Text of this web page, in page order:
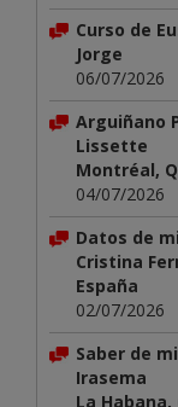
Curso de
Jorge
06/07/2026
Arguiñano
Lissette
Montréal,
04/07/2026
Datos de
Cristina
España
02/07/2026
Saber de
Irasema
La Habana,